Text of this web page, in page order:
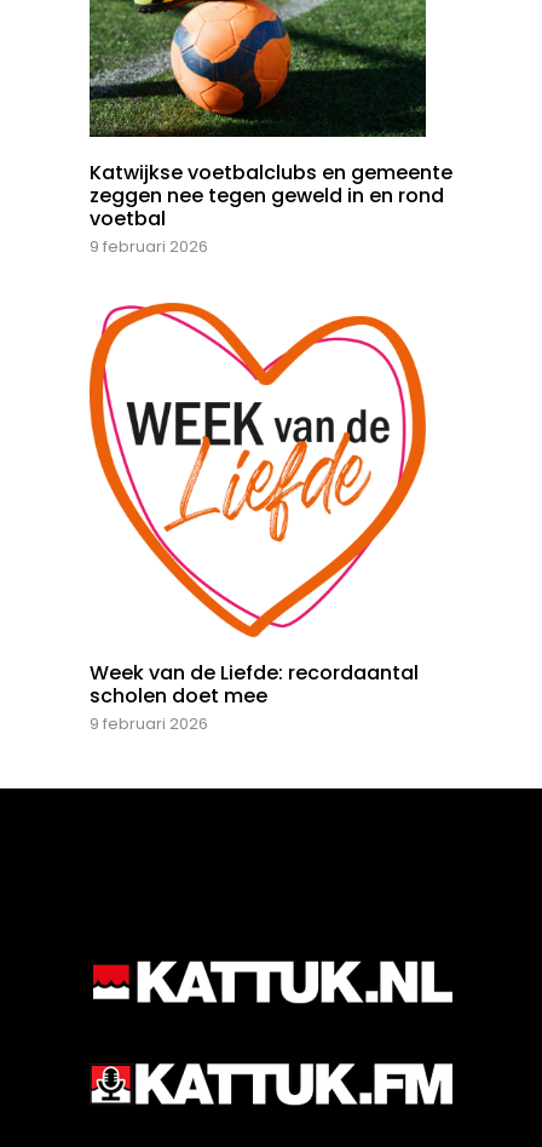
Katwijkse voetbalclubs en gemeente
zeggen nee tegen geweld in en rond
voetbal
9 februari 2026
Week van de Liefde: recordaantal
scholen doet mee
9 februari 2026